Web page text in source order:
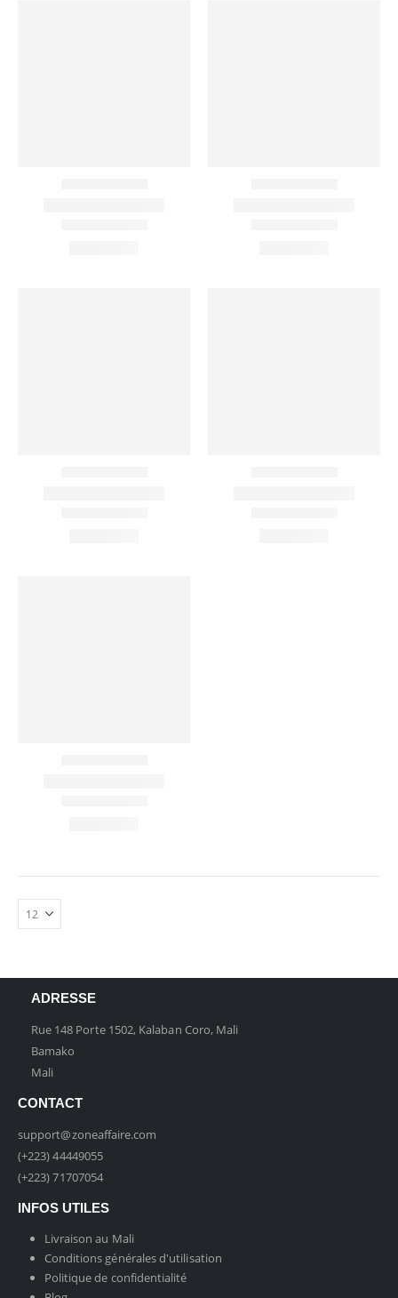
ADRESSE
Rue 148 Porte 1502, Kalaban Coro, Mali
Bamako
Mali
CONTACT
support@zoneaffaire.com
(+223) 44449055
(+223) 71707054
INFOS UTILES
Livraison au Mali
Conditions générales d'utilisation
Politique de confidentialité